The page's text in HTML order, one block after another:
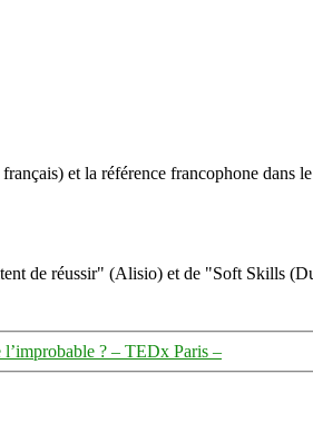
et la référence francophone dans
de réussir" (Alisio) et de "Soft Skills
l’improbable ? – TEDx Paris –